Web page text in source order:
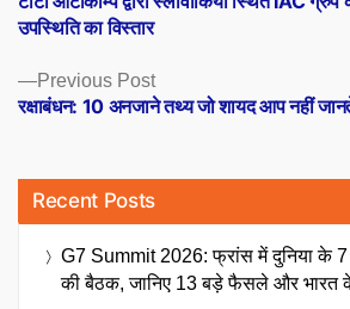
navigation
Previous PostPrevious
post:
रक्षाबंधन: 10 अनजाने तथ्य जो शायद आप नहीं
उपस्थिति का विस्तार
Recent Posts
G7 Summit 2026: फ्रांस में दुनिया के
की बैठक, जानिए 13 बड़े फैसले और भारत